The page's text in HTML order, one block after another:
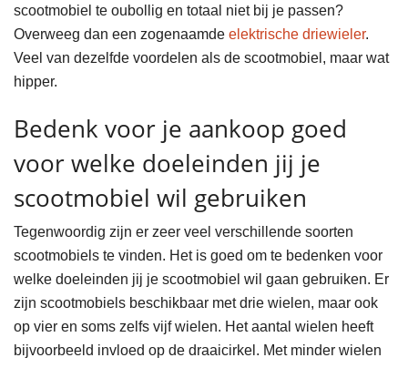
scootmobiel te oubollig en totaal niet bij je passen?
Overweeg dan een zogenaamde elektrische driewieler.
Veel van dezelfde voordelen als de scootmobiel, maar wat
hipper.
Bedenk voor je aankoop goed
voor welke doeleinden jij je
scootmobiel wil gebruiken
Tegenwoordig zijn er zeer veel verschillende soorten
scootmobiels te vinden. Het is goed om te bedenken voor
welke doeleinden jij je scootmobiel wil gaan gebruiken. Er
zijn scootmobiels beschikbaar met drie wielen, maar ook
op vier en soms zelfs vijf wielen. Het aantal wielen heeft
bijvoorbeeld invloed op de draaicirkel. Met minder wielen